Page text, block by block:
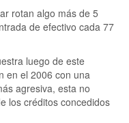
rotan algo más de 5
de efectivo cada 77
luego de este
en el 2006 con una
agresiva, esta no
los créditos concedidos